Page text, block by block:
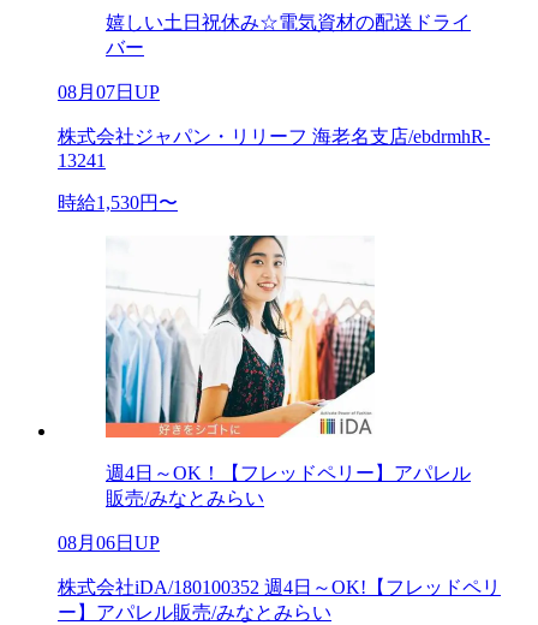
嬉しい土日祝休み☆電気資材の配送ドライ
バー
08月07日UP
株式会社ジャパン・リリーフ 海老名支店/ebdrmhR-
13241
時給1,530円〜
週4日～OK！【フレッドペリー】アパレル
販売/みなとみらい
08月06日UP
株式会社iDA/180100352 週4日～OK!【フレッドペリ
ー】アパレル販売/みなとみらい